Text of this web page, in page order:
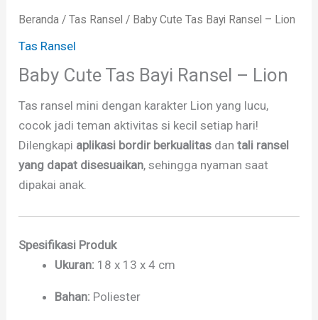
Beranda /Tas Ransel / Baby Cute Tas Bayi Ransel – Lion
Tas Ransel
Baby Cute Tas Bayi Ransel – Lion
Tas ransel mini dengan karakter Lion yang lucu,
cocok jadi teman aktivitas si kecil setiap hari!
Dilengkapi aplikasi bordir berkualitas dantali ransel
yang dapat disesuaikan, sehingga nyaman saat
dipakai anak.
Spesifikasi Produk
Ukuran: 18 x 13 x 4 cm
Bahan: Poliester